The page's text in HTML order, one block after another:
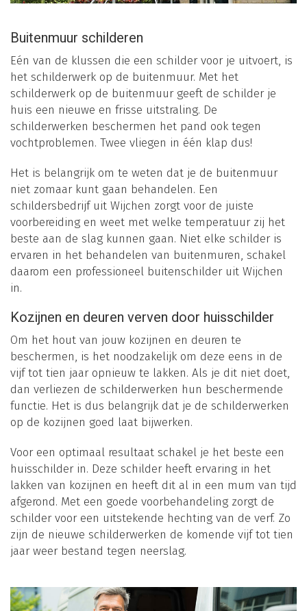
Buitenmuur schilderen
Eén van de klussen die een schilder voor je uitvoert, is
het schilderwerk op de buitenmuur. Met het
schilderwerk op de buitenmuur geeft de schilder je
huis een nieuwe en frisse uitstraling. De
schilderwerken beschermen het pand ook tegen
vochtproblemen. Twee vliegen in één klap dus!
Het is belangrijk om te weten dat je de buitenmuur
niet zomaar kunt gaan behandelen. Een
schildersbedrijf uit Wijchen zorgt voor de juiste
voorbereiding en weet met welke temperatuur zij het
beste aan de slag kunnen gaan. Niet elke schilder is
ervaren in het behandelen van buitenmuren, schakel
daarom een professioneel buitenschilder uit Wijchen
in.
Kozijnen en deuren verven door huisschilder
Om het hout van jouw kozijnen en deuren te
beschermen, is het noodzakelijk om deze eens in de
vijf tot tien jaar opnieuw te lakken. Als je dit niet doet,
dan verliezen de schilderwerken hun beschermende
functie. Het is dus belangrijk dat je de schilderwerken
op de kozijnen goed laat bijwerken.
Voor een optimaal resultaat schakel je het beste een
huisschilder in. Deze schilder heeft ervaring in het
lakken van kozijnen en heeft dit al in een mum van tijd
afgerond. Met een goede voorbehandeling zorgt de
schilder voor een uitstekende hechting van de verf. Zo
zijn de nieuwe schilderwerken de komende vijf tot tien
jaar weer bestand tegen neerslag.